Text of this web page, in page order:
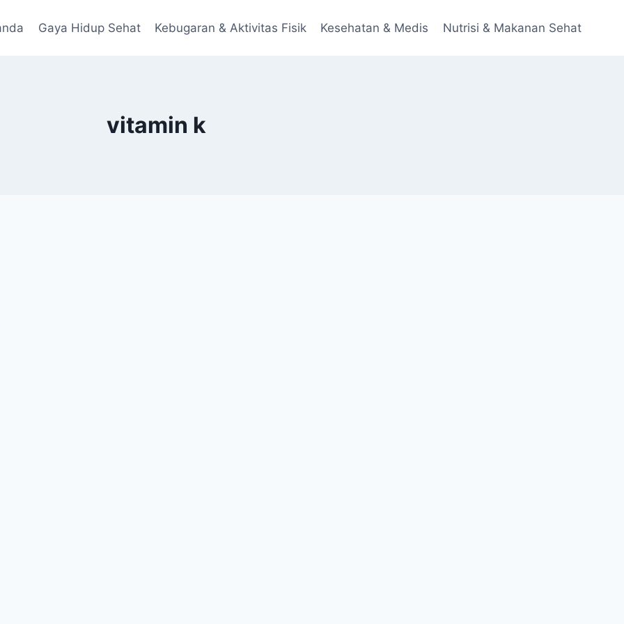
Gaya Hidup Sehat Kebugaran & Aktivitas Fisik Kesehatan & Medis Nutrisi & Makanan Sehat
vitamin k